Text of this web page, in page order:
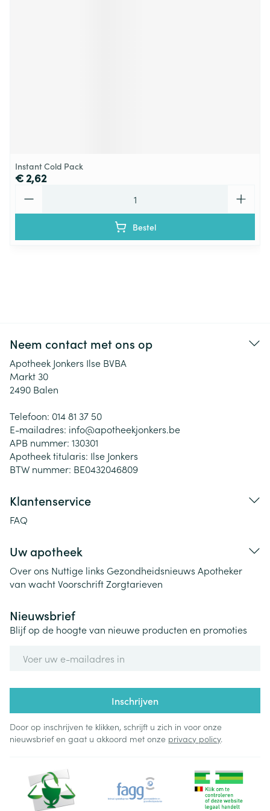
Instant Cold Pack
€ 2,62
Bestel
Neem contact met ons op
Apotheek Jonkers Ilse BVBA
Markt 30
2490 Balen
Telefoon: 014 81 37 50
E-mailadres: info@apotheekjonkers.be
APB nummer: 130301
Apotheek titularis: Ilse Jonkers
BTW nummer: BE0432046809
Klantenservice
FAQ
Uw apotheek
Over ons Nuttige links Gezondheidsnieuws Apotheker
van wachtVoorschriftZorgtarieven
Nieuwsbrief
Blijf op de hoogte van nieuwe producten en promoties
Inschrijven
Door op inschrijven te klikken, schrijft u zich in voor onze
nieuwsbrief en gaat u akkoord met onze privacy policy.